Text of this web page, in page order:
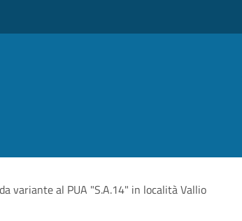
variante al PUA "S.A.14" in località Vallio